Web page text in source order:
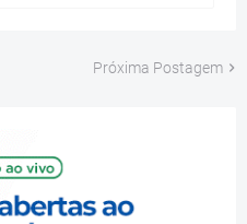
Próxima Postagem